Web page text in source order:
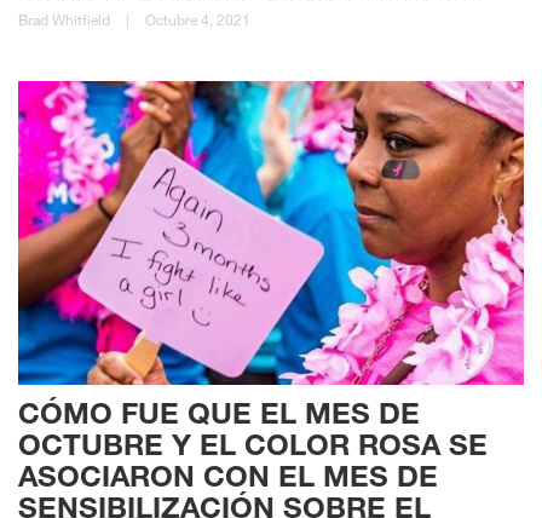
Brad Whitfield | Octubre 4, 2021
CÓMO FUE QUE EL MES DE
OCTUBRE Y EL COLOR ROSA SE
ASOCIARON CON EL MES DE
SENSIBILIZACIÓN SOBRE EL